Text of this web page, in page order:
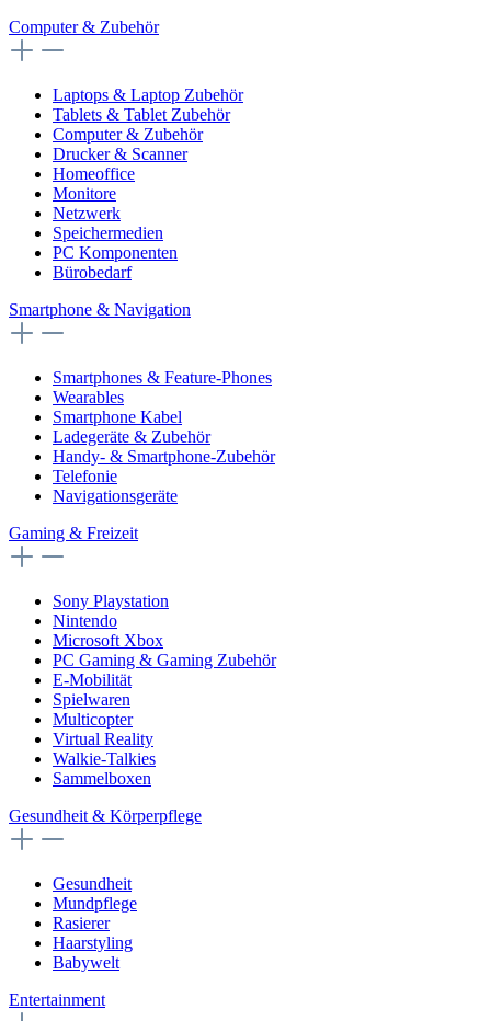
Computer & Zubehör
Laptops & Laptop Zubehör
Tablets & Tablet Zubehör
Computer & Zubehör
Drucker & Scanner
Homeoffice
Monitore
Netzwerk
Speichermedien
PC Komponenten
Bürobedarf
Smartphone & Navigation
Smartphones & Feature-Phones
Wearables
Smartphone Kabel
Ladegeräte & Zubehör
Handy- & Smartphone-Zubehör
Telefonie
Navigationsgeräte
Gaming & Freizeit
Sony Playstation
Nintendo
Microsoft Xbox
PC Gaming & Gaming Zubehör
E-Mobilität
Spielwaren
Multicopter
Virtual Reality
Walkie-Talkies
Sammelboxen
Gesundheit & Körperpflege
Gesundheit
Mundpflege
Rasierer
Haarstyling
Babywelt
Entertainment